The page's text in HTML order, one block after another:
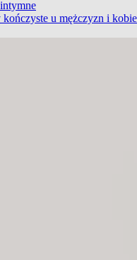
kończyste u mężczyzn i